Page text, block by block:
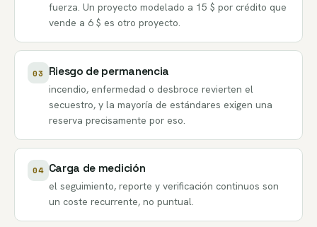
fuerza. Un proyecto modelado a 15 $ por crédito que
vende a 6 $ es otro proyecto.
03 Riesgo de permanencia
incendio, enfermedad o desbroce revierten el
secuestro, y la mayoría de estándares exigen una
reserva precisamente por eso.
04 Carga de medición
el seguimiento, reporte y verificación continuos son
un coste recurrente, no puntual.